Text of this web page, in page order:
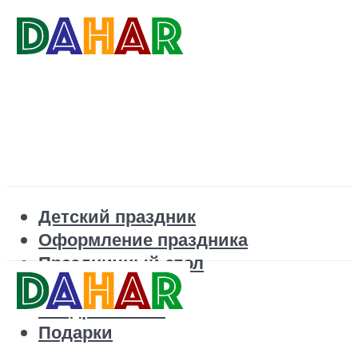
Детский праздник
Оформление праздника
Праздничный стол
Корпоратив
Поздравления
Подарки